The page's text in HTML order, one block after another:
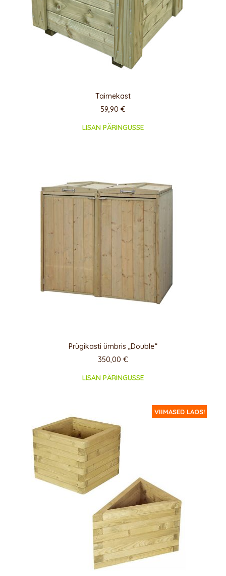
Taimekast
59,90 €
LISAN PÄRINGUSSE
Prügikasti ümbris „Double“
350,00 €
LISAN PÄRINGUSSE
VIIMASED LAOS!